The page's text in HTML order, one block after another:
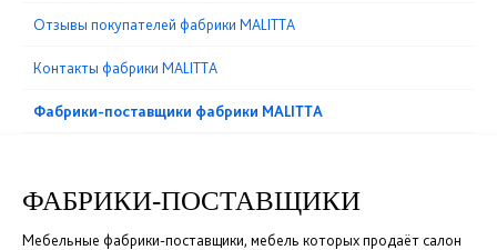
Отзывы покупателей фабрики MALITTA
Контакты фабрики MALITTA
Фабрики-поставщики фабрики MALITTA
ФАБРИКИ-ПОСТАВЩИКИ
Мебельные фабрики-поставщики, мебель которых продаётсалон